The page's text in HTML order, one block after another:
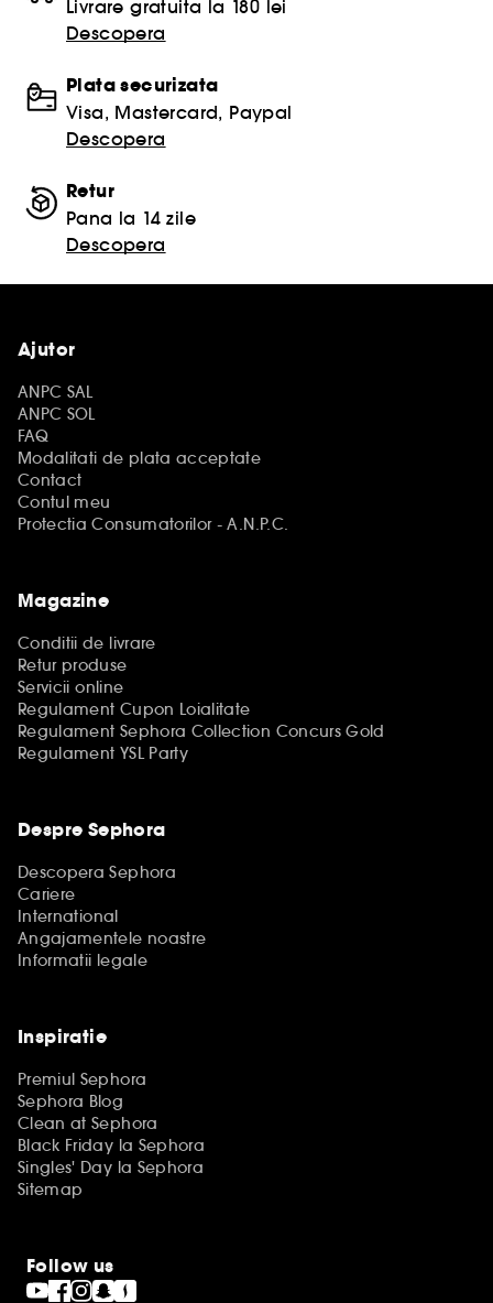
Livrare gratuita la 180 lei
Descopera
Plata securizata
Visa, Mastercard, Paypal
Descopera
Retur
Pana la 14 zile
Descopera
Ajutor
ANPC SAL
ANPC SOL
FAQ
Modalitati de plata acceptate
Contact
Contul meu
Protectia Consumatorilor - A.N.P.C.
Magazine
Conditii de livrare
Retur produse
Servicii online
Regulament Cupon Loialitate
Regulament Sephora Collection Concurs Gold
Regulament YSL Party
Despre Sephora
Descopera Sephora
Cariere
International
Angajamentele noastre
Informatii legale
Inspiratie
Premiul Sephora
Sephora Blog
Clean at Sephora
Black Friday la Sephora
Singles' Day la Sephora
Sitemap
Follow us